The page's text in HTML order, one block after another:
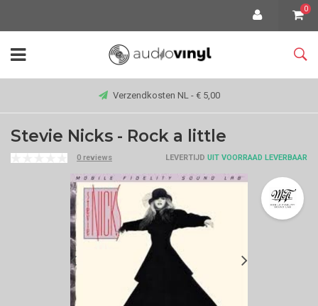
0
Verzendkosten NL - € 5,00
Stevie Nicks - Rock a little
0 reviews LEVERTIJD UIT VOORRAAD LEVERBAAR